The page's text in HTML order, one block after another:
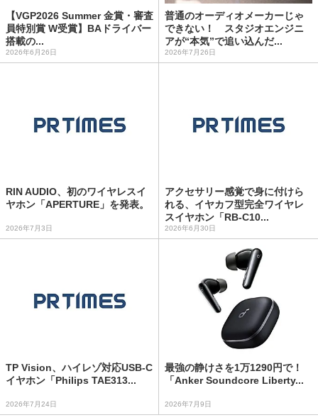
【VGP2026 Summer 金賞・審査
員特別賞 W受賞】BAドライバー
搭載の...
2026年6月26日
普通のオーディオメーカーじゃ
できない！ スタジオエンジニ
アが“本気”で追い込んだ...
2026年7月26日
RIN AUDIO、初のワイヤレスイ
ヤホン「APERTURE」を発表。
2026年7月3日
アクセサリー感覚で身に付けら
れる、イヤカフ型完全ワイヤレ
スイヤホン「RB-C10...
2026年6月30日
TP Vision、ハイレゾ対応USB-C
イヤホン「Philips TAE313...
2026年7月24日
最強の静けさを1万1290円で！
「Anker Soundcore Liberty...
2026年7月9日